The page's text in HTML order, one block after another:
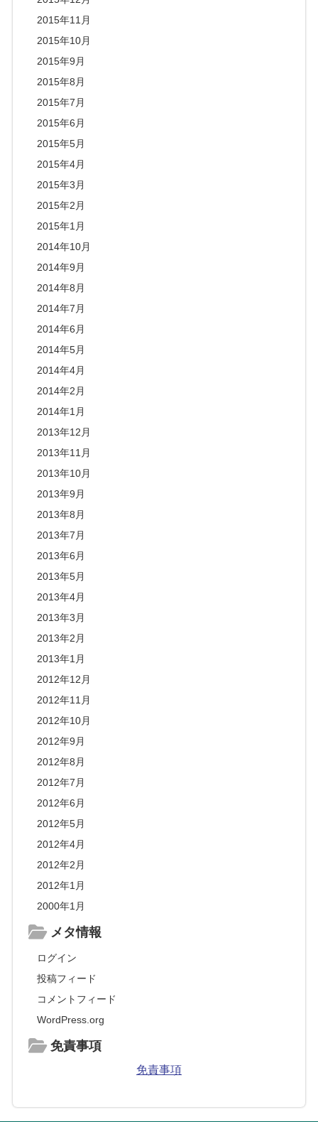
2015年11月
2015年10月
2015年9月
2015年8月
2015年7月
2015年6月
2015年5月
2015年4月
2015年3月
2015年2月
2015年1月
2014年10月
2014年9月
2014年8月
2014年7月
2014年6月
2014年5月
2014年4月
2014年2月
2014年1月
2013年12月
2013年11月
2013年10月
2013年9月
2013年8月
2013年7月
2013年6月
2013年5月
2013年4月
2013年3月
2013年2月
2013年1月
2012年12月
2012年11月
2012年10月
2012年9月
2012年8月
2012年7月
2012年6月
2012年5月
2012年4月
2012年2月
2012年1月
2000年1月
メタ情報
ログイン
投稿フィード
コメントフィード
WordPress.org
免責事項
免責事項